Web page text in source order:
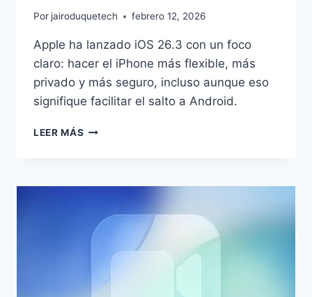
Por jairoduquetech febrero 12, 2026
Apple ha lanzado iOS 26.3 con un foco
claro: hacer el iPhone más flexible, más
privado y más seguro, incluso aunque eso
signifique facilitar el salto a Android.
LEER MÁS ESTAS
DE
26.3